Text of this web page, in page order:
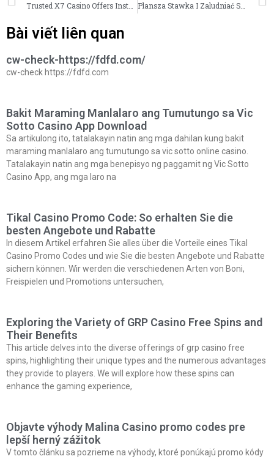
Plansza Stawka I Zaludniać Sprzedawca Wybór fatbet casino _ PL Grab Your Bonus
Bài viết liên quan
cw-check-https://fdfd.com/
cw-check https://fdfd.com
Bakit Maraming Manlalaro ang Tumutungo sa Vic
Sotto Casino App Download
Sa artikulong ito, tatalakayin natin ang mga dahilan kung bakit
maraming manlalaro ang tumutungo sa vic sotto online casino.
Tatalakayin natin ang mga benepisyo ng paggamit ng Vic Sotto
Casino App, ang mga laro na
Tikal Casino Promo Code: So erhalten Sie die
besten Angebote und Rabatte
In diesem Artikel erfahren Sie alles über die Vorteile eines Tikal
Casino Promo Codes und wie Sie die besten Angebote und Rabatte
sichern können. Wir werden die verschiedenen Arten von Boni,
Freispielen und Promotions untersuchen,
Exploring the Variety of GRP Casino Free Spins and
Their Benefits
This article delves into the diverse offerings of grp casino free
spins, highlighting their unique types and the numerous advantages
they provide to players. We will explore how these spins can
enhance the gaming experience,
Objavte výhody Malina Casino promo codes pre
lepší herný zážitok
V tomto článku sa pozrieme na výhody, ktoré ponúkajú promo kódy